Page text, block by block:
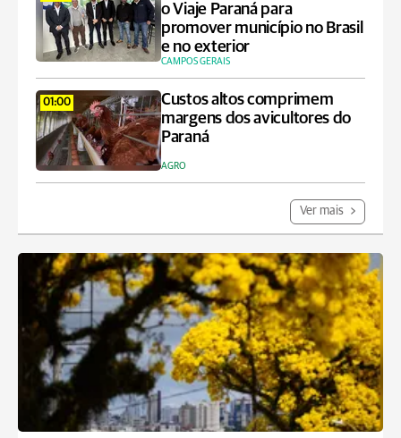
o Viaje Paraná para
promover município no Brasil
e no exterior
CAMPOS GERAIS
01:00
Custos altos comprimem
margens dos avicultores do
Paraná
AGRO
Ver mais